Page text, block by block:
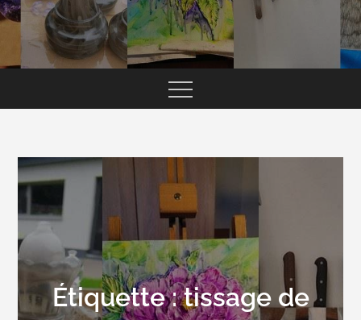
Étiquette :tissage de